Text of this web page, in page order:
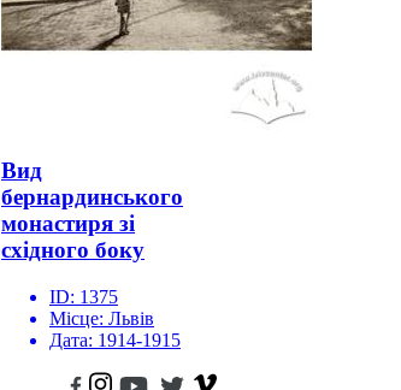
Вид
бернардинського
монастиря зі
східного боку
ID: 1375
Місце: Львів
Дата: 1914-1915